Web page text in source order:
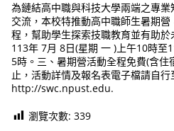
為鏈結高中職與科技大學兩端之專
交流，本校特推動高中職師生暑期
程，幫助學生探索技職教育並有助於
113年 7月 8日(星期 一 )上午10時至
5時。三、暑期營活動全程免費(含
止，活動詳情及報名表電子檔請自
http://swc.npust.edu.
瀏覽次數: 339